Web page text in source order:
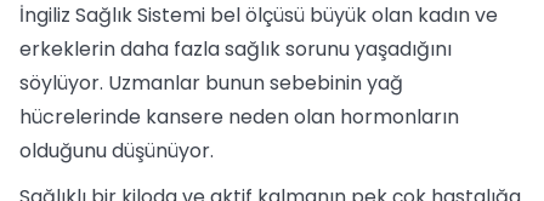
İngiliz Sağlık Sistemi bel ölçüsü büyük olan kadın ve
erkeklerin daha fazla sağlık sorunu yaşadığını
söylüyor. Uzmanlar bunun sebebinin yağ
hücrelerinde kansere neden olan hormonların
olduğunu düşünüyor.